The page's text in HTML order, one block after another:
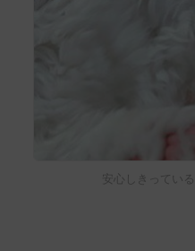
安心しきってい